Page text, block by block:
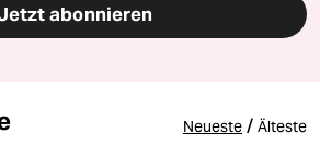
abonnieren
Neueste / Älteste